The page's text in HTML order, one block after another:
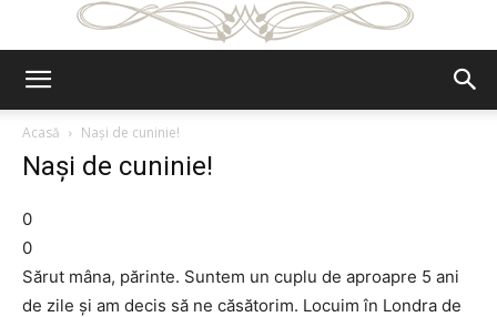
Acasă
Naşi de cuninie!
Naşi de cuninie!
0
0
Sărut mâna, părinte. Suntem un cuplu de aproapre 5 ani
de zile şi am decis să ne căsătorim. Locuim în Londra de